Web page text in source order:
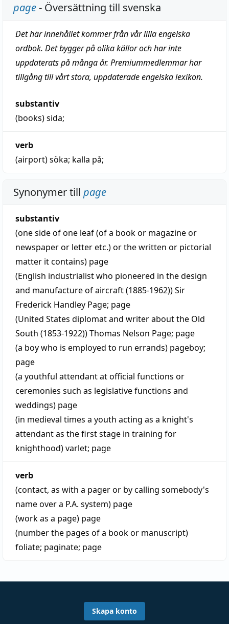
page- Översättning till svenska
Det här innehållet kommer från vår lilla engelska
ordbok. Det bygger på olika källor och har inte
uppdaterats på många år. Premiummedlemmar har
tillgång till vårt stora, uppdaterade engelska lexikon.
substantiv
(books)sida;
verb
(airport)söka; kalla på;
Synonymer till page
substantiv
(one side of one leaf (of a book or magazine or
newspaper or letter etc.) or the written or pictorial
matter it contains) page
(English industrialist who pioneered in the design
and manufacture of aircraft (1885-1962))Sir
Frederick Handley Page; page
(United States diplomat and writer about the Old
South (1853-1922))Thomas Nelson Page; page
(a boy who is employed to run errands) pageboy;
page
(a youthful attendant at official functions or
ceremonies such as legislative functions and
weddings) page
(in medieval times a youth acting as a knight's
attendant as the first stage in training for
knighthood)varlet; page
verb
(contact, as with a pager or by calling somebody's
name over a P.A. system) page
(work as a page) page
(number the pages of a book or manuscript)
foliate; paginate; page
Skapa konto